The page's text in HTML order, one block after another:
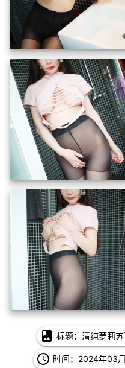
photo_album 标题：清纯萝莉
access_time 时间：2024年03